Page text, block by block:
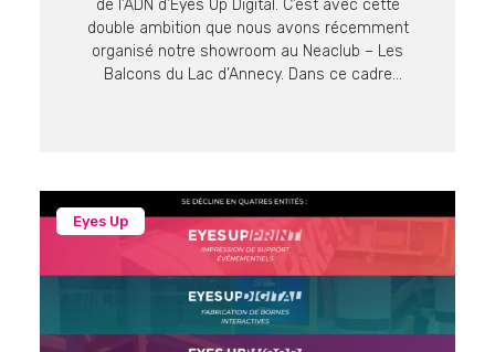
de l’ADN d’Eyes Up Digital. C’est avec cette
double ambition que nous avons récemment
organisé notre showroom au Neaclub – Les
Balcons du Lac d’Annecy. Dans ce cadre
Eyes Up